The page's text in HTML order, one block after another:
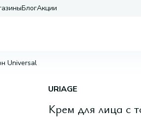
БлогАкции
Universal
URIAGE
Крем для лица с